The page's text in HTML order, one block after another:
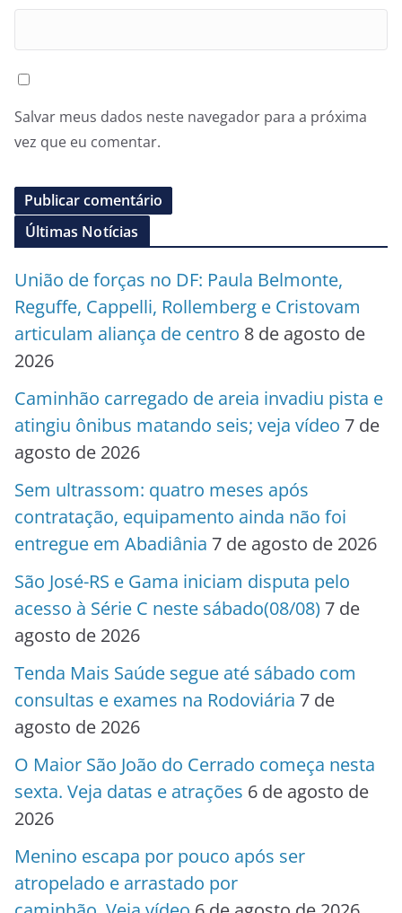
Salvar meus dados neste navegador para a próxima
vez que eu comentar.
Últimas Notícias
União de forças no DF: Paula Belmonte,
Reguffe, Cappelli, Rollemberg e Cristovam
articulam aliança de centro 8 de agosto de
2026
Caminhão carregado de areia invadiu pista e
atingiu ônibus matando seis; veja vídeo 7 de
agosto de 2026
Sem ultrassom: quatro meses após
contratação, equipamento ainda não foi
entregue em Abadiânia 7 de agosto de 2026
São José-RS e Gama iniciam disputa pelo
acesso à Série C neste sábado(08/08) 7 de
agosto de 2026
Tenda Mais Saúde segue até sábado com
consultas e exames na Rodoviária 7 de
agosto de 2026
O Maior São João do Cerrado começa nesta
sexta. Veja datas e atrações 6 de agosto de
2026
Menino escapa por pouco após ser
atropelado e arrastado por